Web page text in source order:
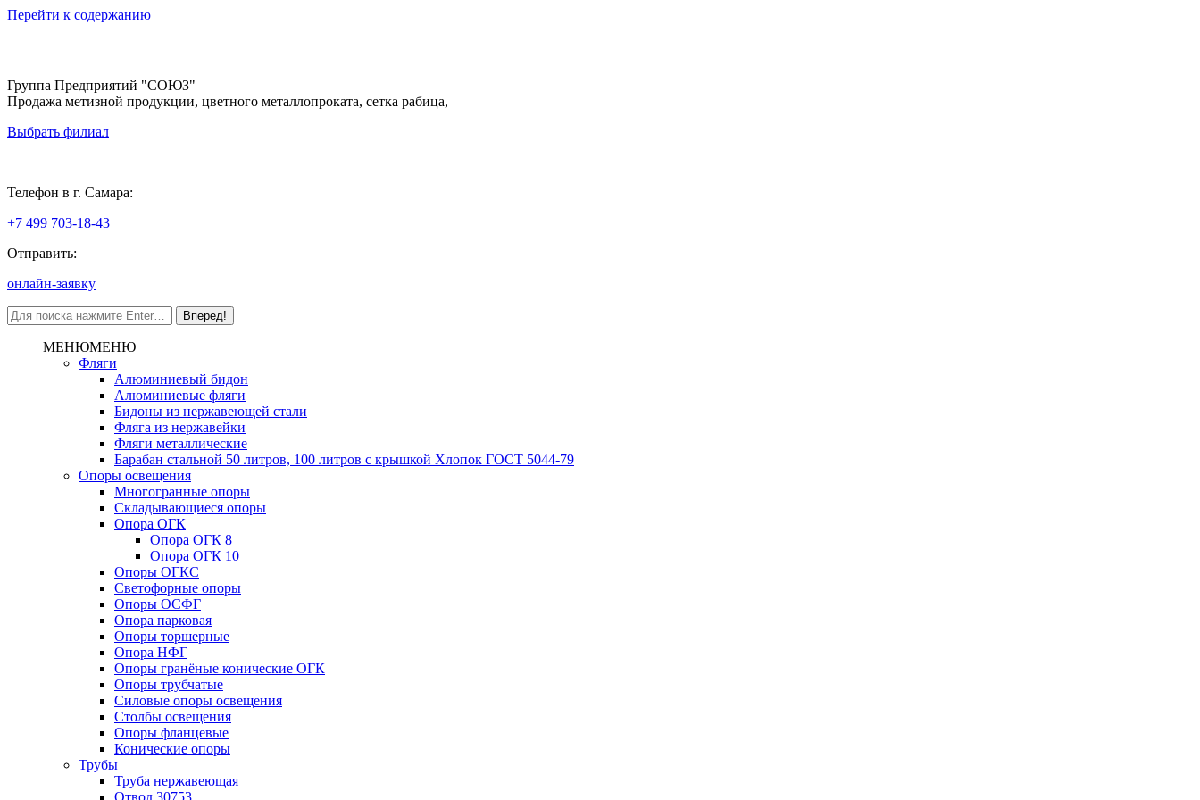
Перейти к содержанию
Группа Предприятий "СОЮЗ"
Продажа метизной продукции, цветного металлопроката, сетка рабица,
Выбрать филиал
Телефон в г. Самара:
+7 499 703-18-43
Отправить:
онлайн-заявку
МЕНЮМЕНЮ
Фляги
Алюминиевый бидон
Алюминиевые фляги
Бидоны из нержавеющей стали
Фляга из нержавейки
Фляги металлические
Барабан стальной 50 литров, 100 литров с крышкой Хлопок ГОСТ 5044-79
Опоры освещения
Многогранные опоры
Складывающиеся опоры
Опора ОГК
Опора ОГК 8
Опора ОГК 10
Опоры ОГКС
Светофорные опоры
Опоры ОСФГ
Опора парковая
Опоры торшерные
Опора НФГ
Опоры гранёные конические ОГК
Опоры трубчатые
Силовые опоры освещения
Столбы освещения
Опоры фланцевые
Конические опоры
Трубы
Труба нержавеющая
Отвод 30753